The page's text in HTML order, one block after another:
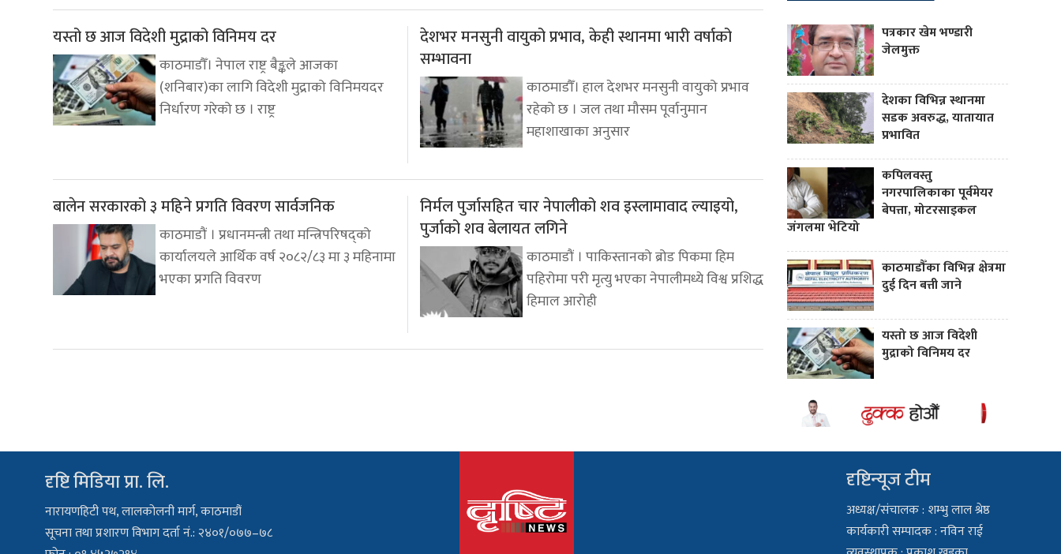
यस्तो छ आज विदेशी मुद्राको विनिमय दर
काठमाडौँ। नेपाल राष्ट्र बैङ्कले आजका
(शनिबार)का लागि विदेशी मुद्राको विनिमयदर
निर्धारण गरेको छ । राष्ट्र
देशभर मनसुनी वायुको प्रभाव, केही स्थानमा भारी वर्षाको
सम्भावना
काठमाडौँ। हाल देशभर मनसुनी वायुको प्रभाव
रहेको छ । जल तथा मौसम पूर्वानुमान
महाशाखाका अनुसार
बालेन सरकारको ३ महिने प्रगति विवरण सार्वजनिक
काठमाडौं । प्रधानमन्त्री तथा मन्त्रिपरिषद्को
कार्यालयले आर्थिक वर्ष २०८२/८३ मा ३ महिनामा
भएका प्रगति विवरण
निर्मल पुर्जासहित चार नेपालीको शव इस्लामावाद ल्याइयो,
पुर्जाको शव बेलायत लगिने
काठमाडौं । पाकिस्तानको ब्रोड पिकमा हिम
पहिरोमा परी मृत्यु भएका नेपालीमध्ये विश्व प्रशिद्ध
हिमाल आरोही
पत्रकार खेम भण्डारी
जेलमुक्त
देशका विभिन्न स्थानमा
सडक अवरुद्ध, यातायात
प्रभावित
कपिलवस्तु
नगरपालिकाका पूर्वमेयर
बेपत्ता, मोटरसाइकल
जंगलमा भेटियो
काठमाडौँका विभिन्न क्षेत्रमा
दुई दिन बत्ती जाने
यस्तो छ आज विदेशी
मुद्राको विनिमय दर
दृष्टि मिडिया प्रा. लि.
नारायणहिटी पथ, लालकोलनी मार्ग, काठमाडौं
सूचना तथा प्रशारण विभाग दर्ता नं.: २४०१/०७७–७८
दृष्टिन्यूज टीम
अध्यक्ष/संचालक : शम्भु लाल श्रेष्ठ
कार्यकारी सम्पादक : नविन राई